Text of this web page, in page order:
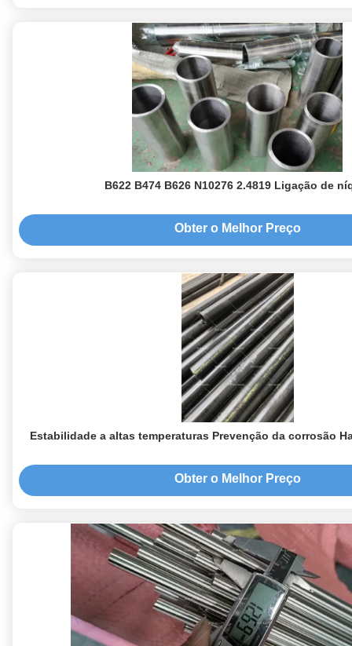
B622 B474 B626 N10276 2.4819 Ligação de
Obter o Melhor Preço
Estabilidade a altas temperaturas Prevenção da corrosão
Obter o Melhor Preço